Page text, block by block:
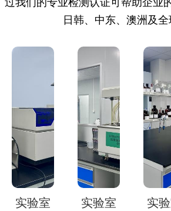
日韩、中东、澳洲及
实验室 实验室 实